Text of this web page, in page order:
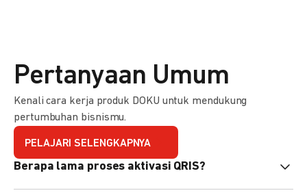
Pertanyaan Umum
Kenali cara kerja produk DOKU untuk mendukung
pertumbuhan bisnismu.
PELAJARI SELENGKAPNYA
Berapa lama proses aktivasi QRIS?